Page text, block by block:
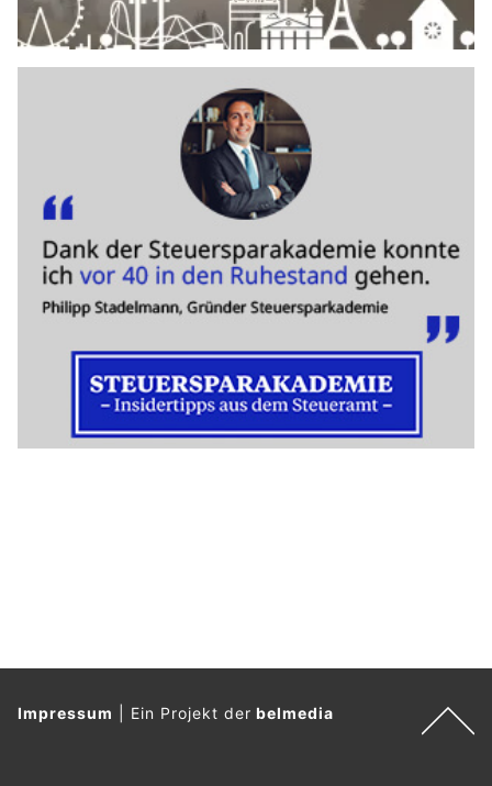
Impressum Ein Projekt derbelmedia